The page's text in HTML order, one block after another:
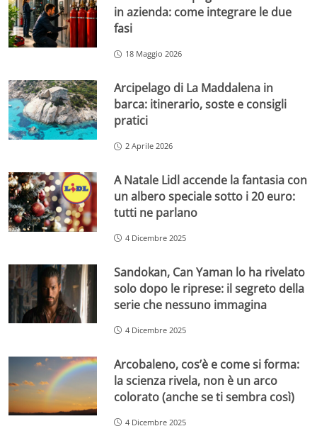
in azienda: come integrare le due
fasi
18 Maggio 2026
Arcipelago di La Maddalena in
barca: itinerario, soste e consigli
pratici
2 Aprile 2026
A Natale Lidl accende la fantasia con
un albero speciale sotto i 20 euro:
tutti ne parlano
4 Dicembre 2025
Sandokan, Can Yaman lo ha rivelato
solo dopo le riprese: il segreto della
serie che nessuno immagina
4 Dicembre 2025
Arcobaleno, cos’è e come si forma:
la scienza rivela, non è un arco
colorato (anche se ti sembra così)
4 Dicembre 2025